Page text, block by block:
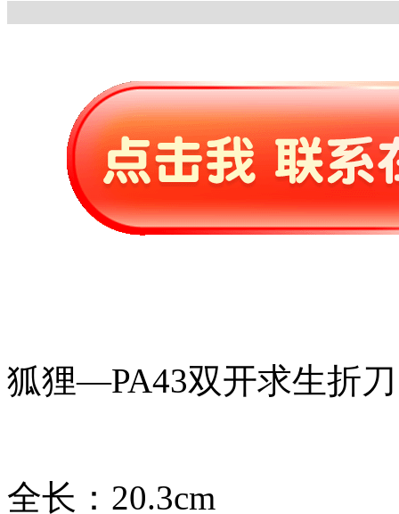
狐狸—PA43双开求生折刀
全长：20.3cm